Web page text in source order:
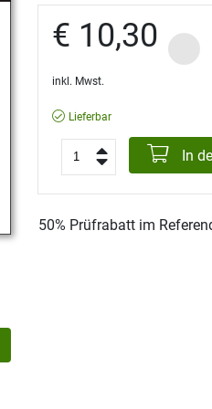
€ 10,30
inkl. Mwst.
Lieferbar
In
50% Prüfrabatt im